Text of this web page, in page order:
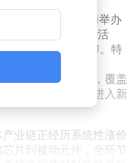
于3月24日在上海举办
AI算力领域的重磅活
器级RISC-V CPU。特
将联合启
产1太瓦算力芯片，覆盖
着全球算力竞争进入新
业链正经历系统性涨价
片到被动元件，全环节